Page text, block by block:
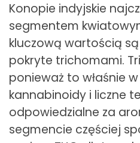
Konopie indyjskie
segmentem
kluczową wartością
pokryte trichomami.
ponieważ to właśnie
kannabinoidy i liczne
odpowiedzialne za
segmencie częściej